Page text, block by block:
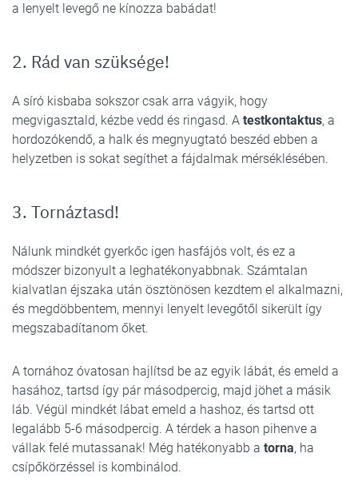
a lenyelt levegő ne kínozza babádat!
2. Rád van szüksége!
A síró kisbaba sokszor csak arra vágyik, hogy
megvigasztald, kézbe vedd és ringasd. A testkontaktus, a
hordozókendő, a halk és megnyugtató beszéd ebben a
helyzetben is sokat segíthet a fájdalmak mérséklésében.
3. Tornáztasd!
Nálunk mindkét gyerkőc igen hasfájós volt, és ez a
módszer bizonyult a leghatékonyabbnak. Számtalan
kialvatlan éjszaka után ösztönösen kezdtem el alkalmazni,
és megdöbbentem, mennyi lenyelt levegőtől sikerült így
megszabadítanom őket.
A tornához óvatosan hajlítsd be az egyik lábát, és emeld a
hasához, tartsd így pár másodpercig, majd jöhet a másik
láb. Végül mindkét lábat emeld a hashoz, és tartsd ott
legalább 5-6 másodpercig. A térdek a hason pihenve a
vállak felé mutassanak! Még hatékonyabb a torna, ha
csípőkörzéssel is kombinálod.